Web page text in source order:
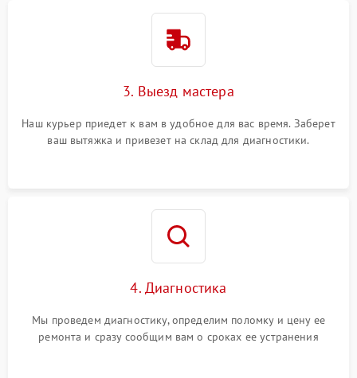
3. Выезд мастера
Наш курьер приедет к вам в удобное для вас время. Заберет
ваш вытяжка и привезет на склад для диагностики.
4. Диагностика
Мы проведем диагностику, определим поломку и цену ее
ремонта и сразу сообщим вам о сроках ее устранения